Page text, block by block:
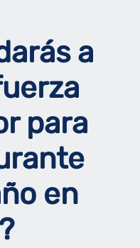
a
para
en